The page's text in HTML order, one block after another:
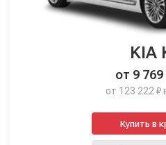
KIA
от 9 769
от 123 222